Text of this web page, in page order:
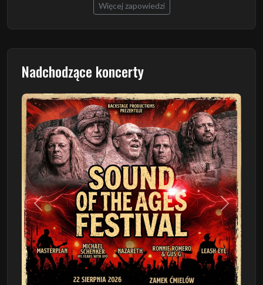
Więcej zapowiedzi
Nadchodzące koncerty
Poprzedni Następny